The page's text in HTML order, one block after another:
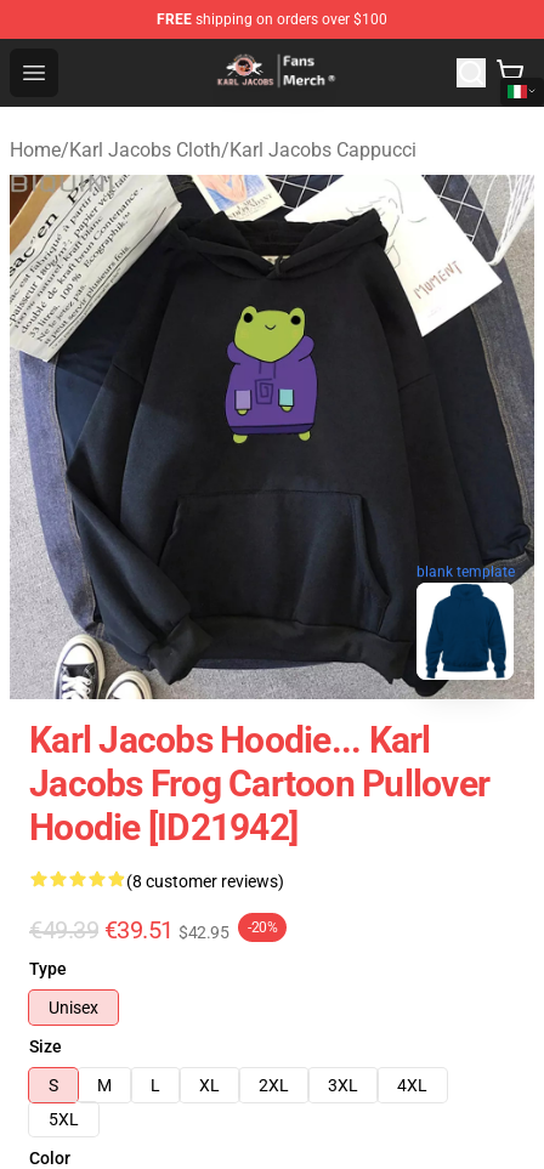
FREE shipping on orders over $100
Open menu
Karl Jacobs Store - Official Karl Jacobs Merchandise
Home/Karl Jacobs Cloth/Karl Jacobs Cappucci
blank template
Karl Jacobs Hoodie... Karl
Jacobs Frog Cartoon Pullover
Hoodie [ID21942]
(8 customer reviews)
€49.39 €39.51 $42.95 -20%
Type
Unisex
Size
S
M L XL 2XL 3XL
4XL
5XL
Color